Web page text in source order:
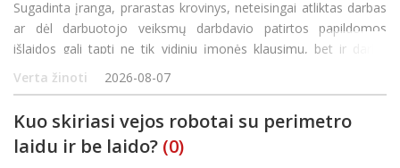
Sugadinta įranga, prarastas krovinys, neteisingai atliktas darbas
ar dėl darbuotojo veiksmų darbdavio patirtos papildomos
išlaidos gali tapti ne tik vidiniu įmonės klausimu, bet ir darbo
ginčo priežastimi. Vis dėlto vien tai, kad darbdavys patyrė
nuostolių, savaime nereiškia, kad darbu
Verta žinoti 2026-08-07
Kuo skiriasi vejos robotai su perimetro
laidu ir be laido? (0)